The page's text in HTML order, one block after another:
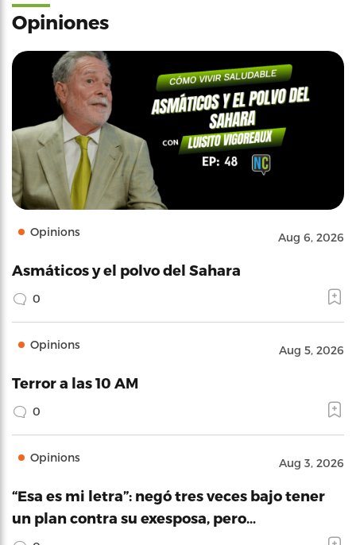
Opiniones
Opinions Aug 6, 2026
Asmáticos y el polvo del Sahara
0
Opinions Aug 5, 2026
Terror a las 10 AM
0
Opinions Aug 3, 2026
“Esa es mi letra”: negó tres veces bajo tener
un plan contra su exesposa, pero…